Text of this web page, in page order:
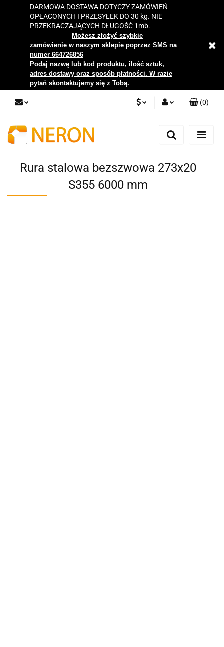
DARMOWA DOSTAWA DOTYCZY ZAMÓWIEŃ
OPŁACONYCH I PRZESYŁEK DO 30 kg. NIE
PRZEKRACZAJĄCYCH DŁUGOŚĆ 1mb.
Możesz złożyć szybkie
zamówienie w naszym sklepie poprzez SMS na
numer 664726856
Podaj nazwę lub kod produktu, ilość sztuk,
adres dostawy oraz sposób płatności. W razie
pytań skontaktujemy się z Tobą.
Zaloguj się
Zgody cookies
(0)
Rura stalowa bezszwowa 273x20
S355 6000 mm